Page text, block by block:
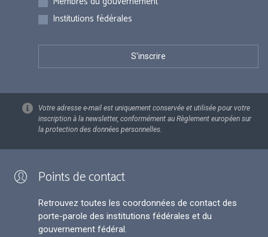
Institutions fédérales
Votre adresse e-mail est uniquement conservée et utilisée pour votre
inscription à la newsletter, conformément au Règlement européen sur
la protection des données personnelles.
Points de contact
Retrouvez toutes les coordonnées de contact des
porte-parole des institutions fédérales et du
gouvernement fédéral.